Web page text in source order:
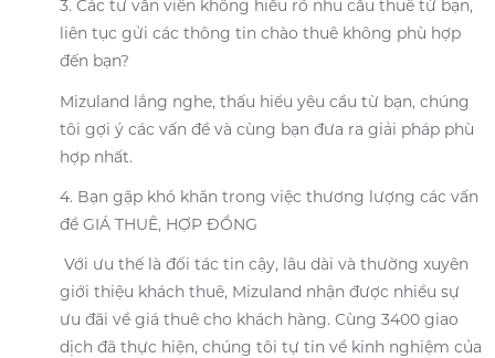
3. Các tư vấn viên không hiểu rõ nhu cầu thuê từ bạn,
liên tục gửi các thông tin chào thuê không phù hợp
đến bạn?
Mizuland lắng nghe, thấu hiểu yêu cầu từ bạn, chúng
tôi gợi ý các vấn đề và cùng bạn đưa ra giải pháp phù
hợp nhất.
4. Bạn gặp khó khăn trong việc thương lượng các vấn
đề GIÁ THUÊ, HỢP ĐỒNG
Với ưu thế là đối tác tin cậy, lâu dài và thường xuyên
giới thiệu khách thuê, Mizuland nhận được nhiều sự
ưu đãi về giá thuê cho khách hàng. Cùng 3400 giao
dịch đã thực hiện, chúng tôi tự tin về kinh nghiệm của